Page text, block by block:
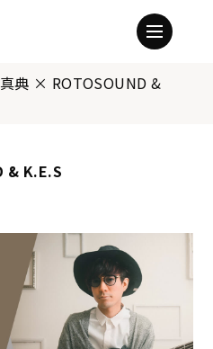
典 × ROTOSOUND &
& K.E.S